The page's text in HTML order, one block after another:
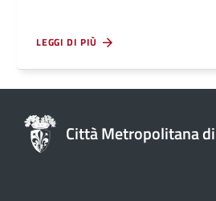
LEGGI DI PIÙ
Città Metropolitana